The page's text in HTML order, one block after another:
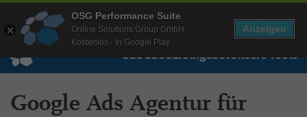
Wissen Free Checks Über uns Free Account
SEOGEOSEAAngebotUnsere Tools
Google Ads Agentur für
OSG Performance Suite
Online Solutions Group GmbH
Kostenlos - In Google Play
Anzeigen